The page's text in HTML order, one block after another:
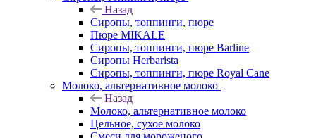
Назад
Сиропы, топпинги, пюре
Пюре MIKALE
Сиропы, топпинги, пюре Barline
Сиропы Herbarista
Сиропы, топпинги, пюре Royal Cane
Молоко, альтернативное молоко
Назад
Молоко, альтернативное молоко
Цельное, сухое молоко